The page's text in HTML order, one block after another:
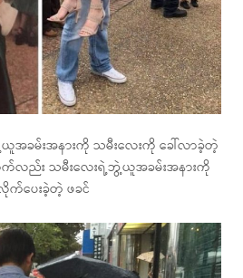
ခမ်းအနားကို သမီးလေးကို ခေါ်လာခဲ့တဲ့
ောက်လည်း သမီးလေးရဲ့ဘွဲ့ယူအခမ်းအနားကို
က်ပေးခဲ့တဲ့ ဖခင်